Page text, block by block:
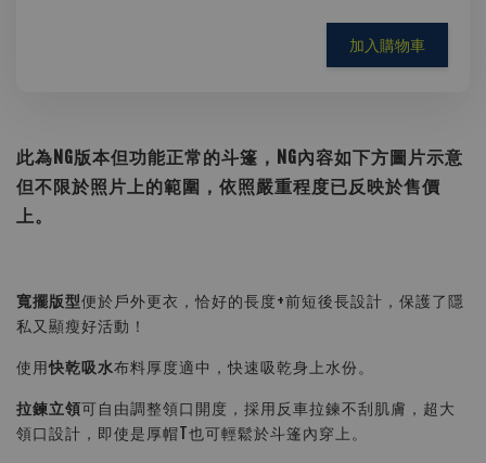
加入購物車
此為NG版本但功能正常的斗篷，NG內容如下方圖片示意
但不限於照片上的範圍，依照嚴重程度已反映於售價
上。
寬擺版型便於戶外更衣，恰好的長度+前短後長設計，保護了隱
私又顯瘦好活動！
使用快乾吸水布料厚度適中，快速吸乾身上水份。
拉鍊立領可自由調整領口開度，採用反車拉鍊不刮肌膚，超大
領口設計，即使是厚帽T也可輕鬆於斗篷內穿上。